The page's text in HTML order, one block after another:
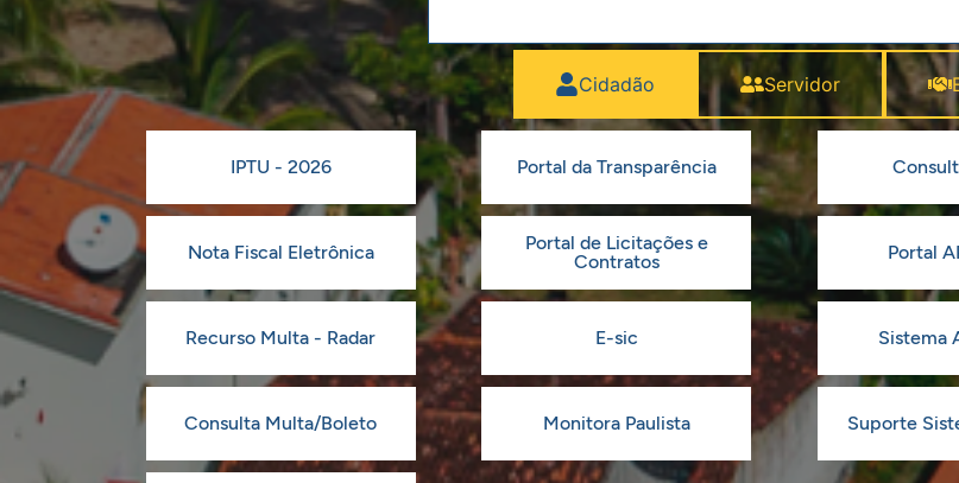
Cidadão Servidor
IPTU - 2026 Portal da Transparência
Nota Fiscal Eletrônica
Portal de Licitações e
Contratos
Portal
Recurso Multa - Radar E-sic Sistema
Consulta Multa/Boleto Monitora Paulista Suporte